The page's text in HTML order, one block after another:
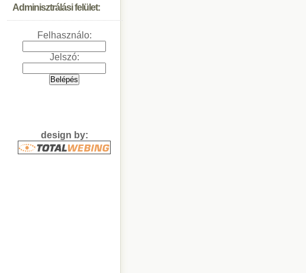
Adminisztrálási felület:
Felhasználo:
Jelszó:
design by: